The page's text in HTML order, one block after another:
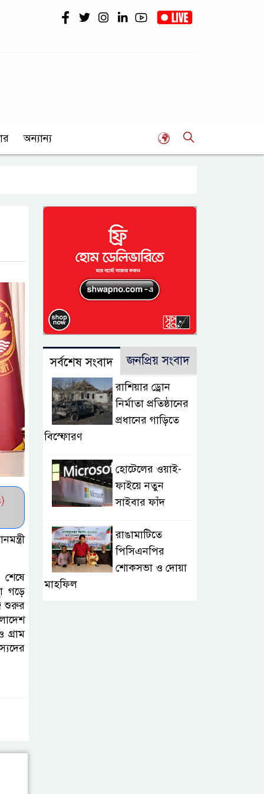
অন্যান্য
শেষে
গড়ে
শুরুর
গ্রাম
সর্বশেষ সংবাদ জনপ্রিয় সংবাদ
রাশিয়ার ড্রোন
নির্মাতা প্রতিষ্ঠানের
প্রধানের গাড়িতে
বিস্ফোরণ
হোটেলের ওয়াই-
ফাইয়ে নতুন
সাইবার ফাঁদ
রাঙামাটিতে
পিসিএনপির
শোকসভা ও দোয়া
মাহফিল